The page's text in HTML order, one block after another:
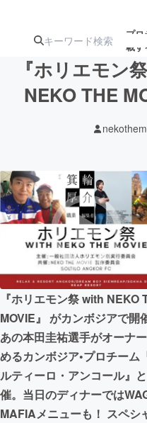
プ
載す
ジェクト
アート・写真
テクノロジー・
映像・映画
ビジネス・起業
まちづくり・地
CAMPFIRE for Social
CAMPFIREふるさと
『ホリエモン
NEKO THE
『ホリエモン祭 with NEKO
MOVIE』 がカンボジアで開
あの本田圭祐選手がオーナ
めるカンボジア•プロチーム
ルティーロ・アンコール』
催。当日のディナーでは
MAFIAメニューも！ スペシ